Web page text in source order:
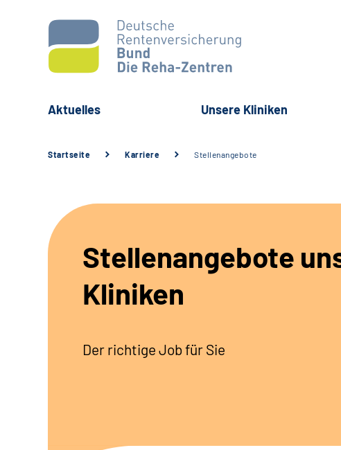
Aktuelles Unsere Kliniken
Startseite Karriere Stellenangebote
Stellenangebote
Kliniken
Der richtige Job für Sie